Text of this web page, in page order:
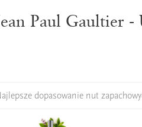
Paul Gaultier
dopasowanie nut